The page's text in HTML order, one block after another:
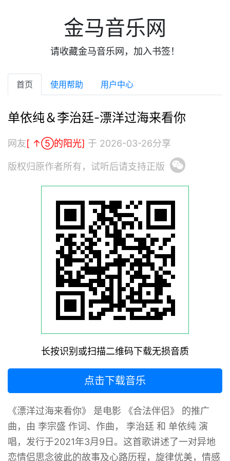
金马音乐网
请收藏金马音乐网，加入书签！
首页 使用帮助 用户中心
单依纯＆李治廷-漂洋过海来看你
网友[ ↑⑤的阳光] 于 2026-03-26分享
版权归原作者所有，试听后请支持正版
长按识别或扫描二维码下载无损音质
点击下载音乐
《漂洋过海来看你》 ‌是电影 《合法伴侣》 的推广
曲，由 李宗盛 作词、作曲， 李治廷 和 单依纯 演
唱，发行于2021年3月9日‌。这首歌讲述了一对异地
恋情侣思念彼此的故事及心路历程，旋律优美，情感